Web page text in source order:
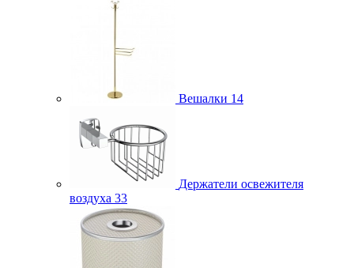
Вешалки 14
Держатели освежителя
воздуха 33